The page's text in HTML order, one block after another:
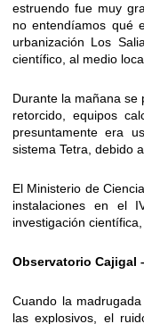
estruendo fue muy
no entendíamos qué
urbanización Los
científico, al medio
Durante la mañana se
retorcido, equipos
presuntamente era
sistema Tetra, debido
El Ministerio de
instalaciones en el
investigación
Observatorio Cajigal
Cuando la
las explosivos, el